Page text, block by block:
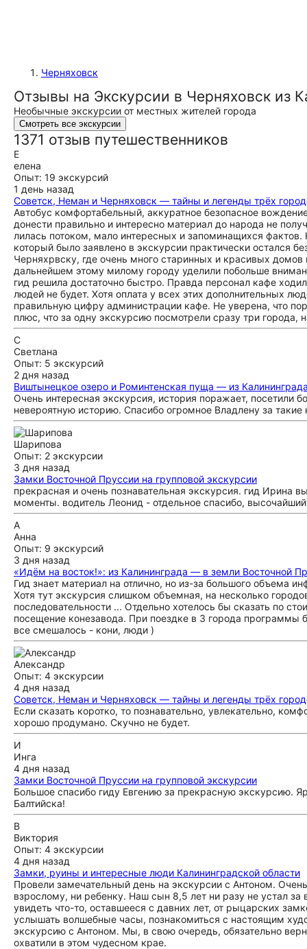
Черняховск
Отзывы на Экскурсии в Черняховск из
Необычные экскурсии от местных жителей города
Смотреть все экскурсии
1371 отзыв путешественников
Е
елена
Опыт: 19 экскурсий
1 день назад
Советск, Неман и Черняховск — тайны и легенды трёх
Автобус комфортабельный, аккуратное безопасное
донести правильно и интересно материал до народа не
лилась потоком, мало интересных и запоминащихся
который было заявлено в экскурсии практически остался
Черняхрвску, где очень много старинных и красивых
дальнейшем этому милому городу уделили побольше
гид решила достаточно быстро. Правда персонал кафе
людей не будет. Хотя оплата у всех этих дополнительных
правильную цифру администрации кафе. Не уверена, что
плюс, что за одну экскурсию посмотрели сразу три города,
С
Светлана
Опыт: 5 экскурсий
2 дня назад
Виштынецкое озеро и Роминтенская пуща — из
Очень интересная экскурсия, история поражает, посетили
невероятную историю. Спасибо огромное Владлену за
Шарипова
Опыт: 2 экскурсии
3 дня назад
Замки Восточной Пруссии на групповой экскурсии
прекрасная и очень познавательная экскурсия. гид Ирина
моменты. водитель Леонид - отдельное спасибо,
А
Анна
Опыт: 9 экскурсий
3 дня назад
«Идём на восток!»: из Калининграда — в земли Восточной
Гид знает материал на отлично, но из-за большого объема
Хотя тут экскурсия слишком объемная, на несколько
последовательности ... Отдельно хотелось бы сказать по
посещение конезавода. При поездке в 3 города программы
все смешалось - кони, люди )
Александр
Опыт: 4 экскурсии
4 дня назад
Советск, Неман и Черняховск — тайны и легенды трёх
Если сказать коротко, то познавательно, увлекательно,
хорошо продумано. Скучно не будет.
И
Инга
4 дня назад
Замки Восточной Пруссии на групповой экскурсии
Большое спасибо гиду Евгению за прекрасную экскурсию.
Балтийска!
В
Виктория
Опыт: 4 экскурсии
4 дня назад
Замки, руины и интересные люди Калининградской области
Провели замечательный день на экскурсии с Антоном.
взрослому, ни ребенку. Наш сын 8,5 лет ни разу не устал
увидеть что-то, оставшееся с давних лет, от рыцарских
услышать волшебные часы, познакомиться с настоящим
экскурсию с Антоном. Мы, в свою очередь, обязательно
охватили в этом чудесном крае.